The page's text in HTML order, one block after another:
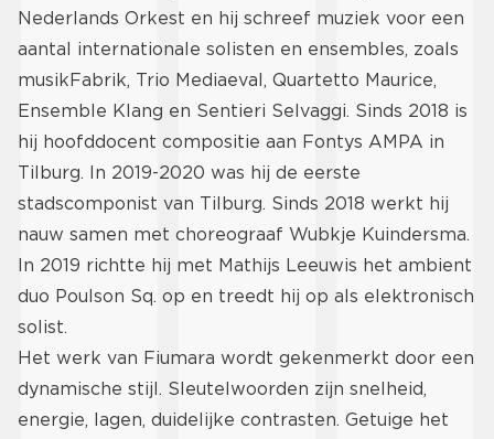
Nederlands Orkest en hij schreef muziek voor een
aantal internationale solisten en ensembles, zoals
musikFabrik, Trio Mediaeval, Quartetto Maurice,
Ensemble Klang en Sentieri Selvaggi. Sinds 2018 is
hij hoofddocent compositie aan Fontys AMPA in
Tilburg. In 2019-2020 was hij de eerste
stadscomponist van Tilburg. Sinds 2018 werkt hij
nauw samen met choreograaf Wubkje Kuindersma.
In 2019 richtte hij met Mathijs Leeuwis het ambient
duo Poulson Sq. op en treedt hij op als elektronisch
solist.
Het werk van Fiumara wordt gekenmerkt door een
dynamische stijl. Sleutelwoorden zijn snelheid,
energie, lagen, duidelijke contrasten. Getuige het